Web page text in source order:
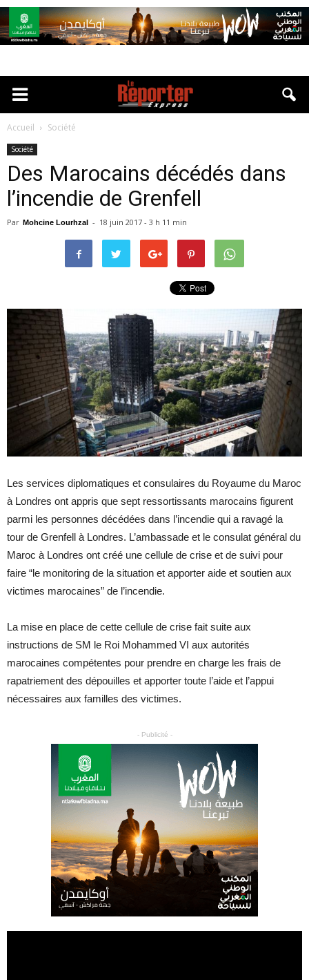
Accueil Société
Société
Des Marocains décédés dans
l’incendie de Grenfell
Par Mohcine Lourhzal - 18 juin 2017 - 3 h 11 min
Les services diplomatiques et consulaires du Royaume du Maroc
à Londres ont appris que sept ressortissants marocains figurent
parmi les personnes décédées dans l’incendie qui a ravagé la
tour de Grenfell à Londres. L’ambassade et le consulat général du
Maroc à Londres ont créé une cellule de crise et de suivi pour
faire “le monitoring de la situation et apporter aide et soutien aux
victimes marocaines” de l’incendie.
La mise en place de cette cellule de crise fait suite aux
instructions de SM le Roi Mohammed VI aux autorités
marocaines compétentes pour prendre en charge les frais de
rapatriement des dépouilles et apporter toute l’aide et l’appui
nécessaires aux familles des victimes.
- Publicité -